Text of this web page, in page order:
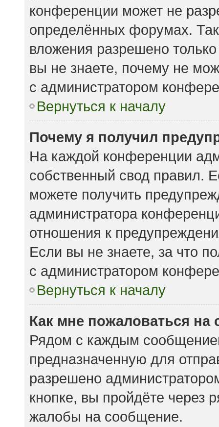
конференции может не
определённых форумах.
вложения разрешено
вы не знаете, почему не
с администратором
Вернуться к началу
Почему я получил
На каждой конференции
собственный свод правил.
можете получить
администратора
отношения к
Если вы не знаете, за что
с администратором
Вернуться к началу
Как мне пожаловаться
Рядом с каждым
предназначенную для
разрешено
кнопке, вы пройдёте через
жалобы на сообщение.